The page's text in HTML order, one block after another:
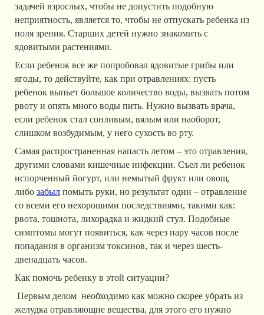
задачей взрослых, чтобы не допустить подобную
неприятность, является то, чтобы не отпускать ребенка из
поля зрения. Старших детей нужно знакомить с
ядовитыми растениями.
Если ребенок все же попробовал ядовитые грибы или
ягоды, то действуйте, как при отравлениях: пусть
ребенок выпьет большое количество воды, вызвать потом
рвоту и опять много воды пить. Нужно вызвать врача,
если ребенок стал сонливым, вялым или наоборот,
слишком возбудимым, у него сухость во рту.
Самая распространенная напасть летом – это отравления,
другими словами кишечные инфекции. Съел ли ребенок
испорченный йогурт, или немытый фрукт или овощ,
либо забыл помыть руки, но результат один – отравление
со всеми его нехорошими последствиями, такими как:
рвота, тошнота, лихорадка и жидкий стул. Подобные
симптомы могут появиться, как через пару часов после
попадания в организм токсинов, так и через шесть-
двенадцать часов.
Как помочь ребенку в этой ситуации?
Первым делом необходимо как можно скорее убрать из
желудка отравляющие вещества, для этого его нужно